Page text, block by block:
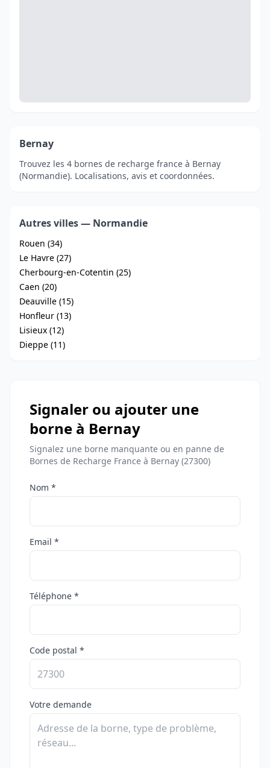
Bernay
Trouvez les 4 bornes de recharge france à Bernay
(Normandie). Localisations, avis et coordonnées.
Autres villes — Normandie
Rouen (34)
Le Havre (27)
Cherbourg-en-Cotentin (25)
Caen (20)
Deauville (15)
Honfleur (13)
Lisieux (12)
Dieppe (11)
Signaler ou ajouter une
borne à Bernay
Signalez une borne manquante ou en panne de
Bornes de Recharge France à Bernay (27300)
Nom *
Email *
Téléphone *
Code postal *
Votre demande